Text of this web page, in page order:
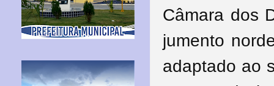
Câmara dos
jumento
adaptado ao